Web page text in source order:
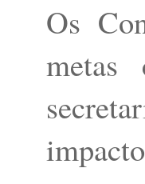
Os
metas